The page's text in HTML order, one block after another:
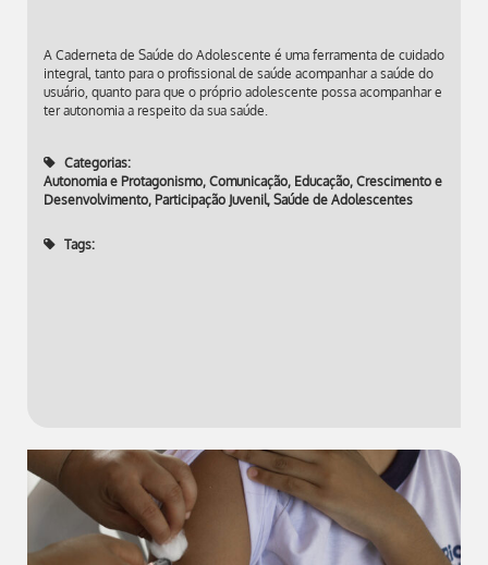
A Caderneta de Saúde do Adolescente é uma ferramenta de cuidado
integral, tanto para o profissional de saúde acompanhar a saúde do
usuário, quanto para que o próprio adolescente possa acompanhar e
ter autonomia a respeito da sua saúde.
Categorias:
Autonomia e Protagonismo, Comunicação, Educação, Crescimento e
Desenvolvimento, Participação Juvenil, Saúde de Adolescentes
Tags: